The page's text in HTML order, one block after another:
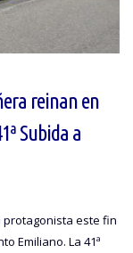
reinan en
Subida a
protagonista este fin
Emiliano. La 41ª